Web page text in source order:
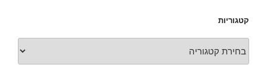
קטגוריות